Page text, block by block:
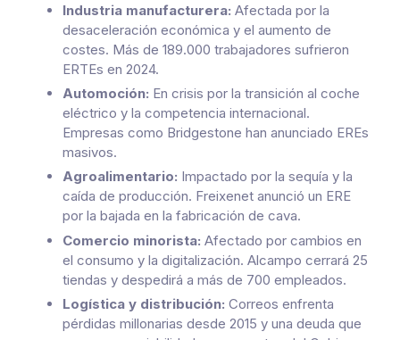
Industria manufacturera: Afectada por la
desaceleración económica y el aumento de
costes. Más de 189.000 trabajadores sufrieron
ERTEs en 2024.
Automoción: En crisis por la transición al coche
eléctrico y la competencia internacional.
Empresas como Bridgestone han anunciado EREs
masivos.
Agroalimentario: Impactado por la sequía y la
caída de producción. Freixenet anunció un ERE
por la bajada en la fabricación de cava.
Comercio minorista: Afectado por cambios en
el consumo y la digitalización. Alcampo cerrará 25
tiendas y despedirá a más de 700 empleados.
Logística y distribución: Correos enfrenta
pérdidas millonarias desde 2015 y una deuda que